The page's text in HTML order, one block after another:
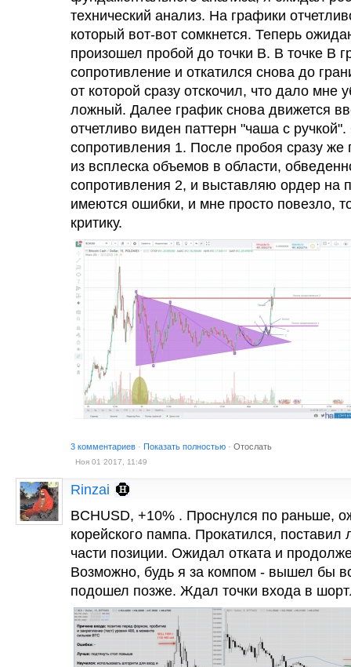
технический анализ. На графики
который вот-вот сомкнется. Теперь
произошел пробой до точки В. В точке В
сопротивление и откатился снова до
от которой сразу отскочил, что дало мне
ложный. Далее график снова движется
отчетливо виден паттерн "чаша с
сопротивления 1. После пробоя сразу
из всплеска объемов в области,
сопротивления 2, и выставляю ордер на
имеются ошибки, и мне просто повезло,
критику.
3 комментариев · Показать полностью · Отослать
Ноя 01 2017, 11:49
Rinzai
BCHUSD, +10% . Проснулся по раньше,
корейского пампа. Прокатился,
части позиции. Ожидал отката и
Возможно, будь я за компом - вышел бы
подошел позже. Ждал точки входа в